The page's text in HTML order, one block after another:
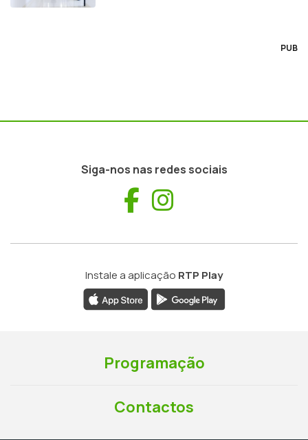
PUB
Siga-nos nas redes sociais
Facebook
Instale a aplicação RTP Play
Programação
Contactos